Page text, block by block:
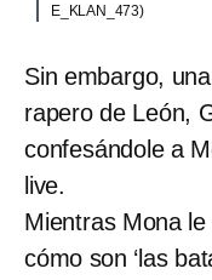
E_KLAN_473)
Sin embargo,
rapero de León,
confesándole a
live.
Mientras Mona
cómo son ‘las